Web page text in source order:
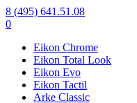
8 (495) 641.51.08
0
Eikon Chrome
Eikon Total Look
Eikon Evo
Eikon Tactil
Arke Classic